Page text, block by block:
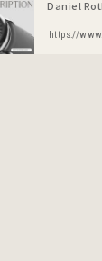
Daniel
https://